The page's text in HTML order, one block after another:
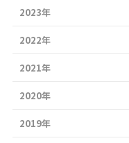
2023年
2022年
2021年
2020年
2019年